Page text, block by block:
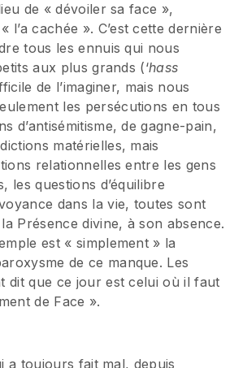
de « dévoiler sa face »,
l’a cachée ». C’est cette dernière
tous les ennuis qui nous
aux plus grands (‘hass
de l’imaginer, mais nous
les persécutions en tous
d’antisémitisme, de gagne-pain,
matérielles, mais
relationnelles entre les gens
les questions d’équilibre
dans la vie, toutes sont
Présence divine, à son absence.
est « simplement » la
de ce manque. Les
dit que ce jour est celui où il faut
de Face ».
a toujours fait mal, depuis